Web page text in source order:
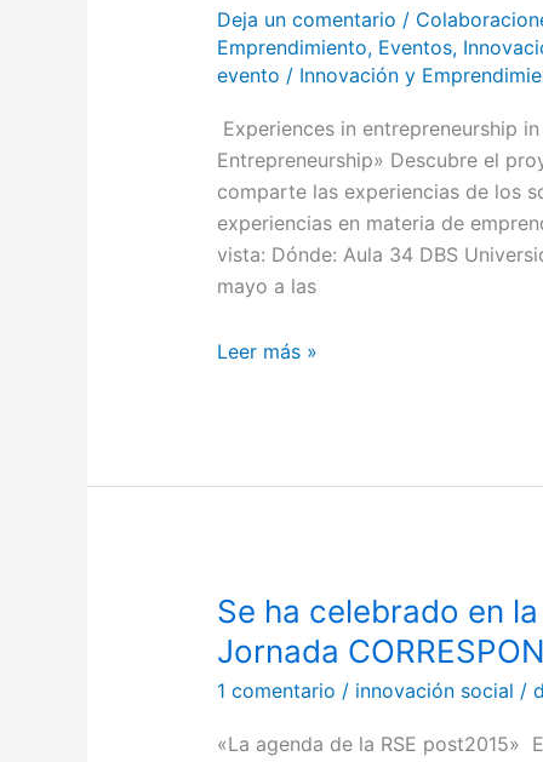
Deja un comentario /
Emprendimiento, Eventos,
evento / Innovación y
Experiences in entrepreneurship
Entrepreneurship» Descubre el
comparte las experiencias de los
experiencias en materia de
vista: Dónde: Aula 34 DBS
mayo a las
Leer más »
Se ha celebrado en
Jornada
1 comentario / innovación social /
«La agenda de la RSE post2015»
Se
ha
celebrado
en
la